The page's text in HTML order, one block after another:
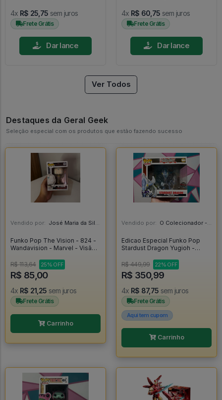
4x R$ 25,75 sem juros
Frete Grátis
Dar lance
4x R$ 60,75 sem juros
Frete Grátis
Dar lance
Ver Todos
Destaques da Geral Geek
Seleção especial com os produtos que estão fazendo sucesso
Vendido por: José Maria da Silva Junior - AL
Funko Pop The Vision - 824 -
Wandavision - Marvel - Visão -
#824
R$ 113,64 25% OFF
R$ 85,00
4x R$ 21,25 sem juros
Frete Grátis
Carrinho
Vendido por: O Colecionador - SP
Edicao Especial Funko Pop
Stardust Dragon Yugioh -
R$ 449,99
22% OFF
R$ 350,99
4x R$ 87,75 sem juros
Frete Grátis
Aqui tem cupom
Carrinho